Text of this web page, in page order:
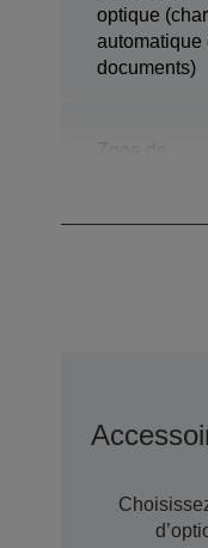
optique
automatique
documents)